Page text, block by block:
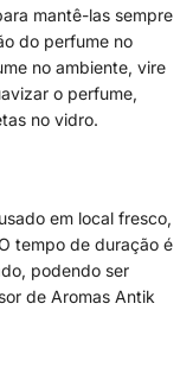
mantê-las sempre
do perfume no
no ambiente, vire
o perfume,
no vidro.
em local fresco,
tempo de duração é
podendo ser
de Aromas Antik